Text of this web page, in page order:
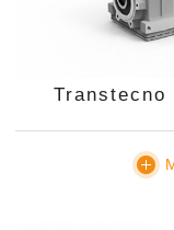
Transtecno